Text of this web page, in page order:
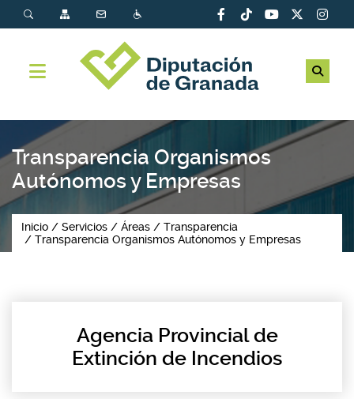
Transparencia Organismos
Autónomos y Empresas
Inicio Servicios Áreas
Transparencia
Transparencia Organismos Autónomos y Empresas
Agencia Provincial de
Extinción de Incendios